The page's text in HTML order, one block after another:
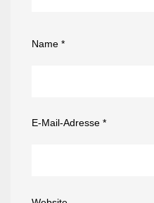
Name *
E-Mail-Adresse *